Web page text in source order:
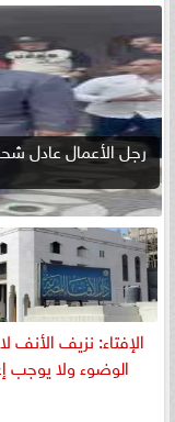
رجل الأعمال عادل
الإفتاء: نزيف الأنف
الوضوء ولا يوجب